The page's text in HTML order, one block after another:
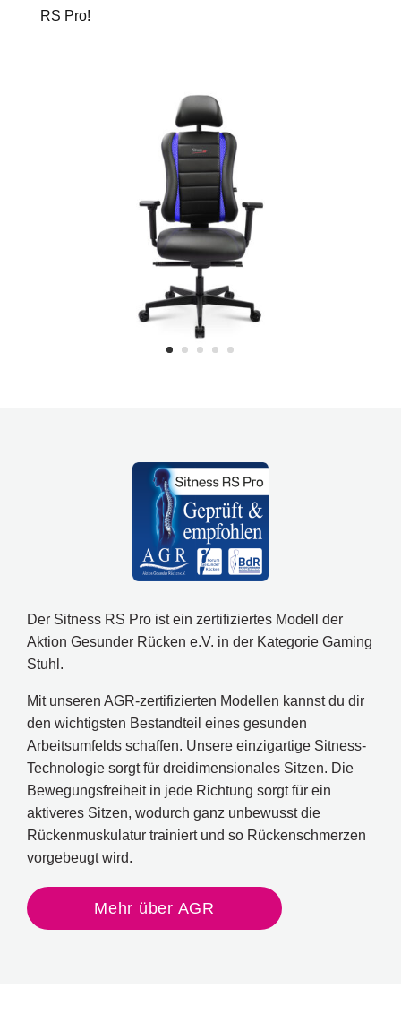
RS Pro!
Der Sitness RS Pro ist ein zertifiziertes Modell der
Aktion Gesunder Rücken e.V. in der Kategorie Gaming
Stuhl.
Mit unseren AGR-zertifizierten Modellen kannst du dir
den wichtigsten Bestandteil eines gesunden
Arbeitsumfelds schaffen. Unsere einzigartige Sitness-
Technologie sorgt für dreidimensionales Sitzen. Die
Bewegungsfreiheit in jede Richtung sorgt für ein
aktiveres Sitzen, wodurch ganz unbewusst die
Rückenmuskulatur trainiert und so Rückenschmerzen
vorgebeugt wird.
Mehr über AGR